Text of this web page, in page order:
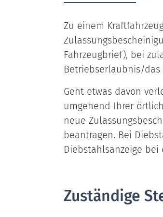
Zu einem
Fahrzeugbrief), bei
Betriebserlaubnis/das
Geht etwas davon
umgehend Ihrer
neue
beantragen. Bei
Diebstahlsanzeige
Zuständige